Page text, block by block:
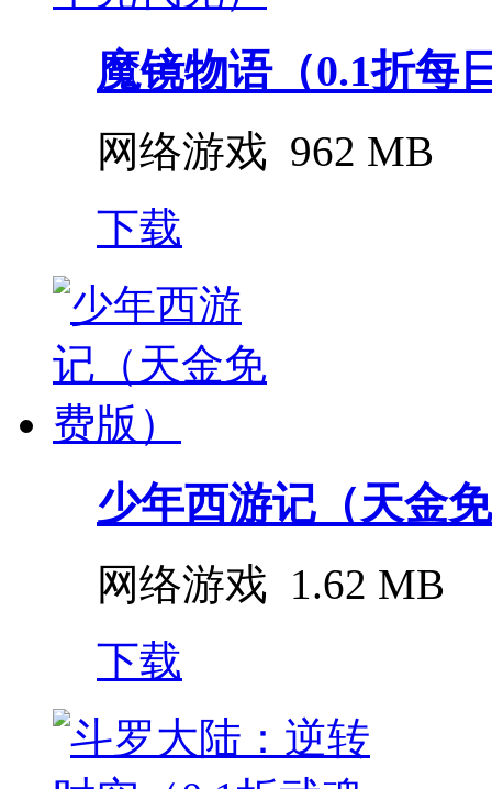
魔镜物语（0.1折每
网络游戏 962 MB
下载
少年西游记（天金
网络游戏 1.62 MB
下载